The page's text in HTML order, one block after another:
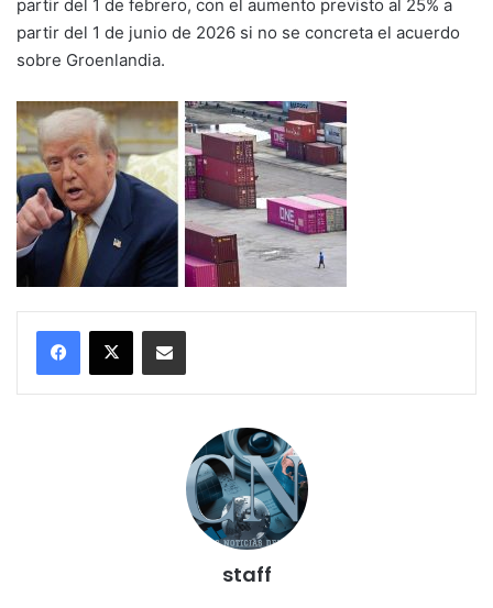
partir del 1 de febrero, con el aumento previsto al 25% a
partir del 1 de junio de 2026 si no se concreta el acuerdo
sobre Groenlandia.
Compartir por correo electrónico
staff